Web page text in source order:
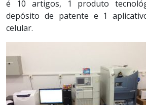
é 10 artigos, 1 produto
depósito de patente e 1
celular.